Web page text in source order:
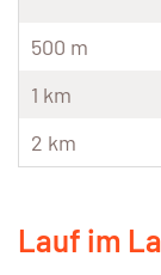
500 m
1 km
2 km
Lauf im